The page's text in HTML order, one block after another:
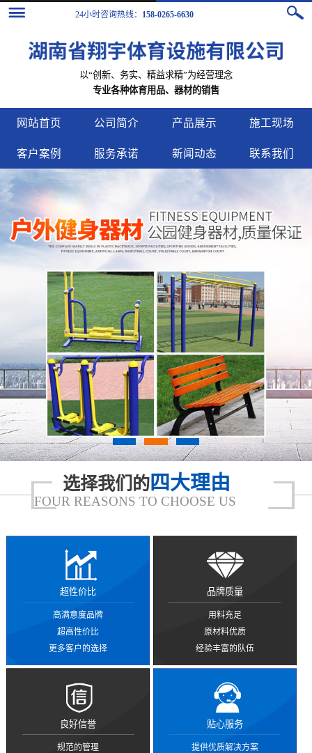
24小时咨询热线： 158-0265-6630
以“创新、务实、精益求精”为经营理念
专业各种体育用品、器材的销售
网站首页 公司简介 产品展示 施工现场
客户案例 服务承诺 新闻动态 联系我们
选择我们的四大理由
FOUR REASONS TO CHOOSE US
超性价比
高满意度品牌
超高性价比
更多客户的选择
品牌质量
用料充足
原材料优质
经验丰富的队伍
良好信誉
规范的管理
贴心服务
提供优质解决方案